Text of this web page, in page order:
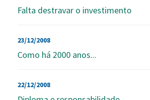
Falta destravar o investimento
23/12/2008
Como há 2000 anos...
22/12/2008